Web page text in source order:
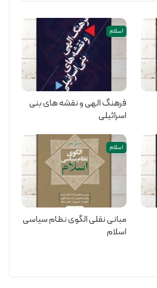
اسلام
فرهنگ الهی و نقشه های بنی
اسرائیلی
اسلام
مبانی نقلی الگوی نظام سیاسی
اسلام